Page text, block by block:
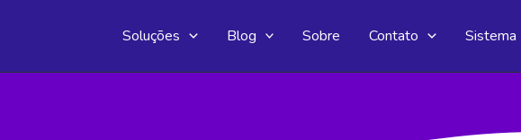
Soluções Blog Sobre Contato Sistema